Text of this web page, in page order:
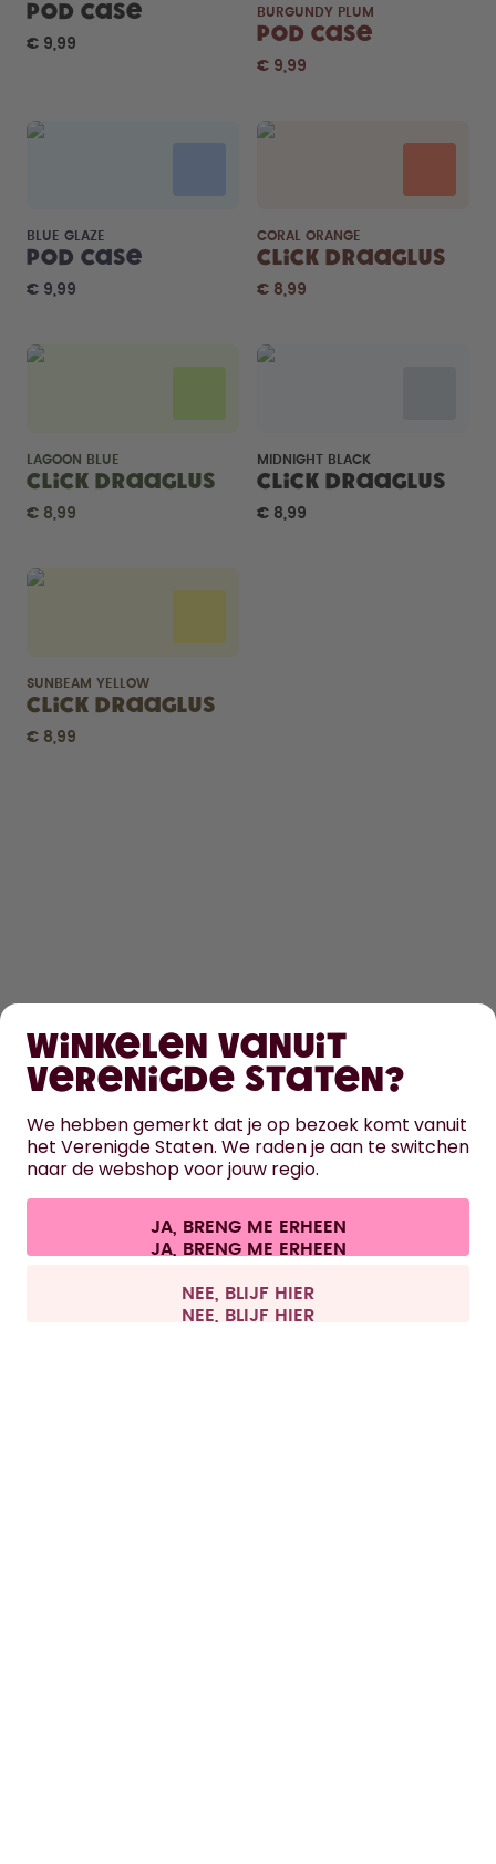
Pod Case
€ 9,99
BURGUNDY PLUM
Pod Case
€ 9,99
BLUE GLAZE
Pod Case
€ 9,99
CORAL ORANGE
Click Draaglus
€ 8,99
LAGOON BLUE
Click Draaglus
€ 8,99
MIDNIGHT BLACK
Click Draaglus
€ 8,99
SUNBEAM YELLOW
Click Draaglus
€ 8,99
ONTDEK
HULP
CONTACT
Cookie-instellingen Algemene voorwaarden
Juridische informatie Overeenkomst herroepen
Alle prijzen zijn inclusief BTW en exclusief verzendkosten.
Winkelen vanuit
Verenigde Staten?
We hebben gemerkt dat je op bezoek komt vanuit
het Verenigde Staten. We raden je aan te switchen
naar de webshop voor jouw regio.
JA, BRENG ME ERHEEN
NEE, BLIJF HIER